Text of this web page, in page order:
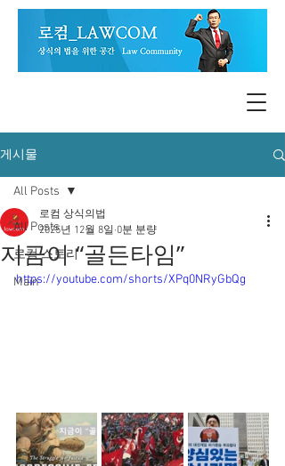
게시물
All Posts
로컴 스토리
Main
All Posts
지금이 “골든타임”
로컴 상식의법
2025년 12월 8일 0분 분량
https://youtube.com/shorts/XPq0NRyGbQg